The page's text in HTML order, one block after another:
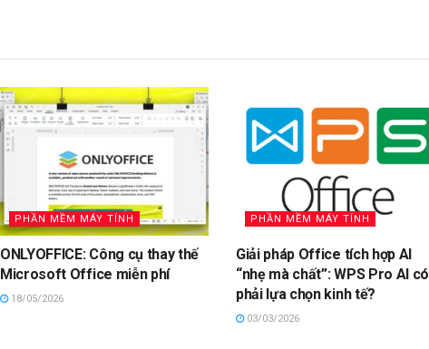
PHẦN MỀM MÁY TÍNH
ONLYOFFICE: Công cụ thay thế
Microsoft Office miễn phí
18/05/2026
PHẦN MỀM MÁY TÍNH
Giải pháp Office tích hợp AI
“nhẹ mà chất”: WPS Pro AI có
phải lựa chọn kinh tế?
03/03/2026